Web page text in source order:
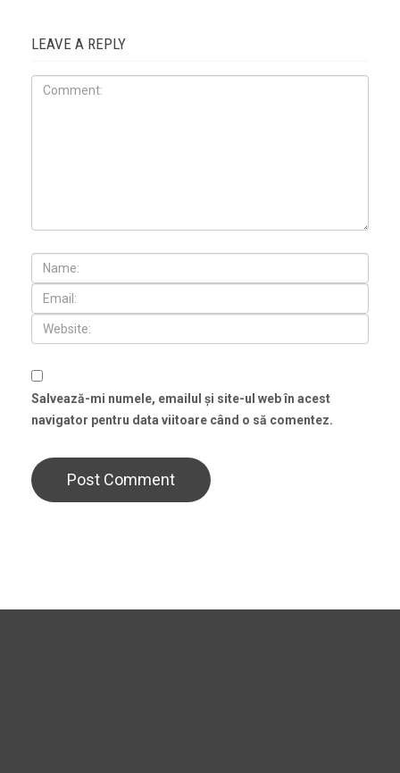
LEAVE A REPLY
Salvează-mi numele, emailul și site-ul web în acest
navigator pentru data viitoare când o să comentez.